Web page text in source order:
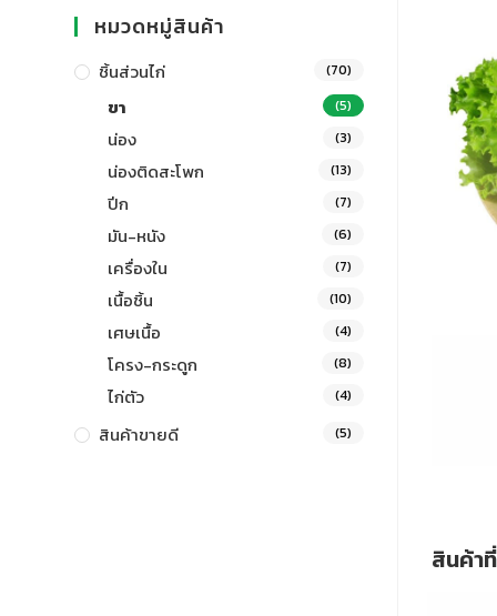
สินค้า
หมวดหมู่สินค้า
ชิ้นส่วนไก่ (70)
ขา (5)
น่อง (3)
น่องติดสะโพก (13)
ปีก (7)
มัน-หนัง (6)
เครื่องใน (7)
เนื้อชิ้น (10)
เศษเนื้อ (4)
โครง-กระดูก (8)
ไก่ตัว (4)
สินค้าขายดี (5)